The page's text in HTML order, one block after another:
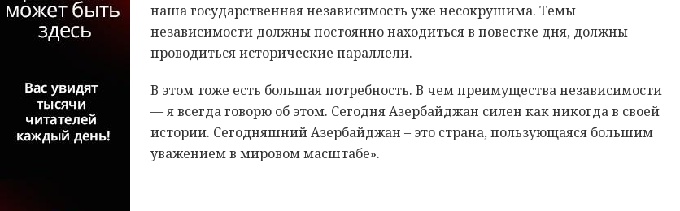
наша государственная независимость уже несокрушима. Темы
независимости должны постоянно находиться в повестке дня, должны
проводиться исторические параллели.
В этом тоже есть большая потребность. В чем преимущества независимости
— я всегда говорю об этом. Сегодня Азербайджан силен как никогда в своей
истории. Сегодняшний Азербайджан – это страна, пользующаяся большим
уважением в мировом масштабе».